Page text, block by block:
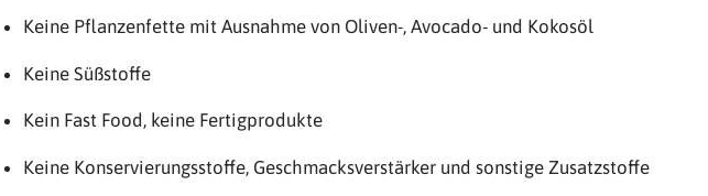
Keine Pflanzenfette mit Ausnahme von Oliven-, Avocado- und Kokosöl
Keine Süßstoffe
Kein Fast Food, keine Fertigprodukte
Keine Konservierungsstoffe, Geschmacksverstärker und sonstige Zusatzstoffe